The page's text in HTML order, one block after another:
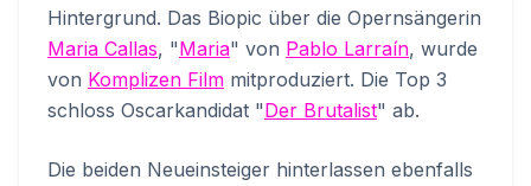
Hintergrund. Das Biopic über die Opernsängerin
Maria Callas, "Maria" von Pablo Larraín, wurde
von Komplizen Film mitproduziert. Die Top 3
schloss Oscarkandidat "Der Brutalist" ab.
Die beiden Neueinsteiger hinterlassen ebenfalls